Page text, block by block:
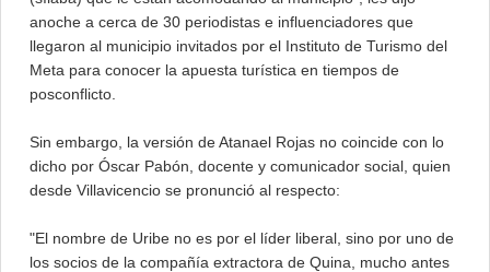
anoche a cerca de 30 periodistas e influenciadores que
llegaron al municipio invitados por el Instituto de Turismo del
Meta para conocer la apuesta turística en tiempos de
posconflicto.
Sin embargo, la versión de Atanael Rojas no coincide con lo
dicho por Óscar Pabón, docente y comunicador social, quien
desde Villavicencio se pronunció al respecto:
"El nombre de Uribe no es por el líder liberal, sino por uno de
los socios de la compañía extractora de Quina, mucho antes